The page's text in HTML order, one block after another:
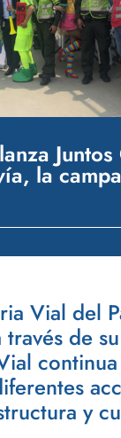
Juntos
la
Vial del
de
y